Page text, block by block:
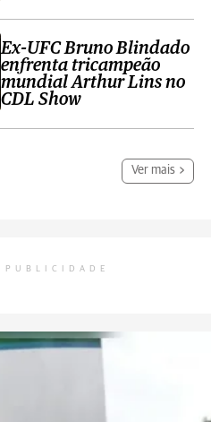
Ex-UFC Bruno Blindado
enfrenta tricampeão
mundial Arthur Lins no
CDL Show
Ver mais
PUBLICIDADE